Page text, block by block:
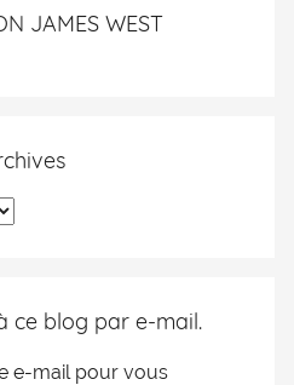
JAMES WEST
ce blog par e-mail.
e-mail pour vous